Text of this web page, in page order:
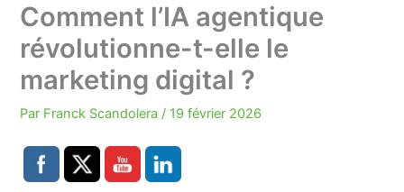
Comment l’IA agentique
révolutionne-t-elle le
marketing digital ?
Par Franck Scandolera / 19 février 2026